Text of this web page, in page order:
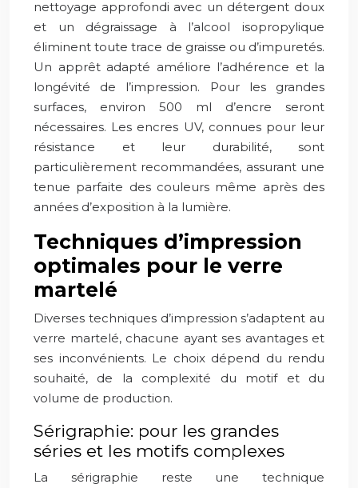
nettoyage approfondi avec un détergent doux
et un dégraissage à l’alcool isopropylique
éliminent toute trace de graisse ou d’impuretés.
Un apprêt adapté améliore l’adhérence et la
longévité de l’impression. Pour les grandes
surfaces, environ 500 ml d’encre seront
nécessaires. Les encres UV, connues pour leur
résistance et leur durabilité, sont
particulièrement recommandées, assurant une
tenue parfaite des couleurs même après des
années d’exposition à la lumière.
Techniques d’impression
optimales pour le verre
martelé
Diverses techniques d’impression s’adaptent au
verre martelé, chacune ayant ses avantages et
ses inconvénients. Le choix dépend du rendu
souhaité, de la complexité du motif et du
volume de production.
Sérigraphie: pour les grandes
séries et les motifs complexes
La sérigraphie reste une technique